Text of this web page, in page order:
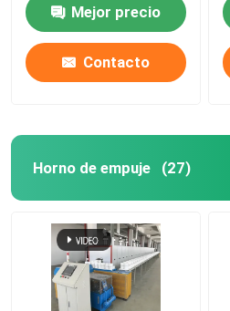
Hogar
materiales de la batería
de litio que sinterizan
Mejor precio
Contacto
Horno de empuje (27)